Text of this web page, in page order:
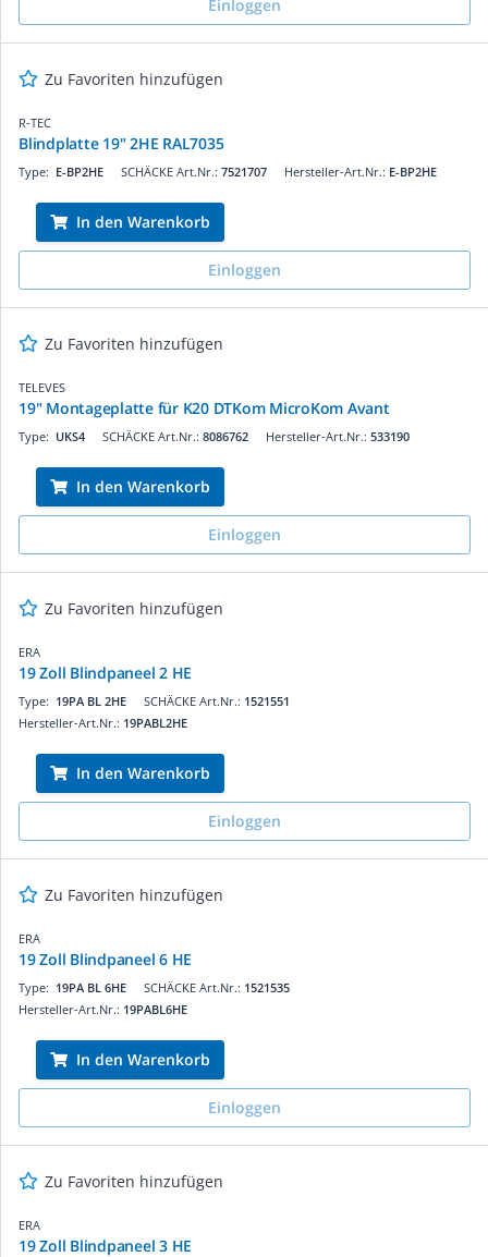
Einloggen
Zu Favoriten hinzufügen
R-TEC
Blindplatte 19" 2HE RAL7035
SCHÄCKE Art.Nr.: 7521707
Type: E-BP2HE Hersteller-Art.Nr.: E-BP2HE
In den Warenkorb
Einloggen
Zu Favoriten hinzufügen
TELEVES
19" Montageplatte für K20 DTKom MicroKom Avant
SCHÄCKE Art.Nr.: 8086762
Type: UKS4 Hersteller-Art.Nr.: 533190
In den Warenkorb
Einloggen
Zu Favoriten hinzufügen
ERA
19 Zoll Blindpaneel 2 HE
SCHÄCKE Art.Nr.: 1521551
Type: 19PA BL 2HE
Hersteller-Art.Nr.: 19PABL2HE
In den Warenkorb
Einloggen
Zu Favoriten hinzufügen
ERA
19 Zoll Blindpaneel 6 HE
SCHÄCKE Art.Nr.: 1521535
Type: 19PA BL 6HE
Hersteller-Art.Nr.: 19PABL6HE
In den Warenkorb
Einloggen
Zu Favoriten hinzufügen
ERA
19 Zoll Blindpaneel 3 HE